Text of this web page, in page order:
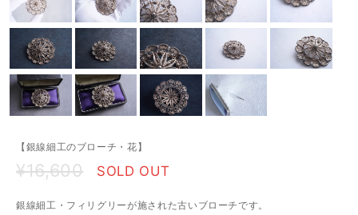
【銀線細工のブローチ・花】
¥16,600 SOLD OUT
銀線細工・フィリグリーが施された古いブローチです。